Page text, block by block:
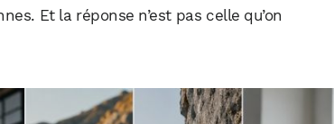
Et la réponse n’est pas celle qu’on